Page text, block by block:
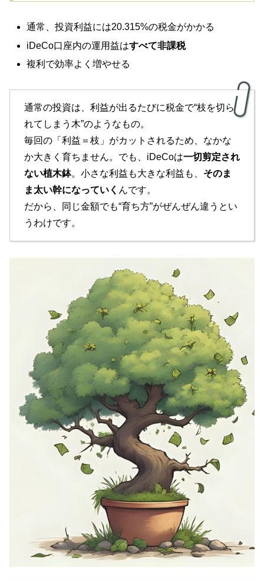
通常、投資利益には20.315%の税金がかかる
iDeCo口座内の運用益はすべて非課税
複利で効率よく増やせる
通常の投資は、利益が出るたびに税金で“枝を切ら
れてしまう木”のようなもの。
毎回の「利益＝枝」がカットされるため、なかな
か大きく育ちません。でも、iDeCoは一切剪定され
ない植木鉢。小さな利益も大きな利益も、 そのま
ま太い幹になっていく んです。
だから、同じ金額でも“育ち方”がぜんぜん違うとい
うわけです。